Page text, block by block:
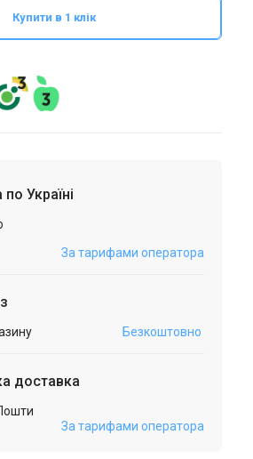
Купити в 1 клік
Україні
За тарифами оператора
Безкоштовно
доставка
За тарифами оператора